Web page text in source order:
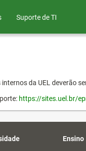
Suporte de TI
da UEL deverão
https://sites.uel.br/
Ensino